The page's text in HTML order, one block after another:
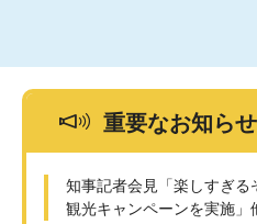
重要なお知らせ
知事記者会見「楽しすぎる
観光キャンペーンを実施」